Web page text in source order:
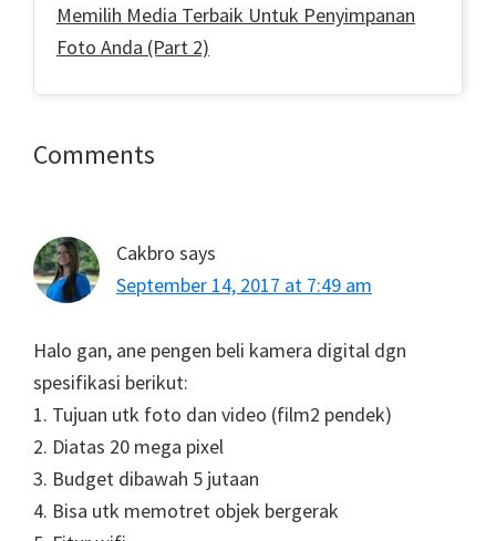
Memilih Media Terbaik Untuk Penyimpanan
Foto Anda (Part 2)
Reader
Comments
Cakbro says
September 14, 2017 at 7:49 am
Halo gan, ane pengen beli kamera digital dgn
spesifikasi berikut:
1. Tujuan utk foto dan video (film2 pendek)
2. Diatas 20 mega pixel
3. Budget dibawah 5 jutaan
4. Bisa utk memotret objek bergerak